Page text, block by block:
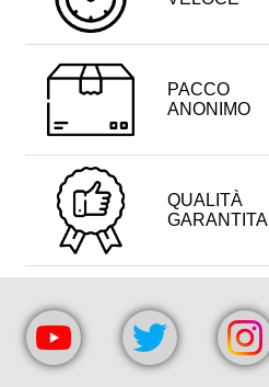
PACCO
ANONIMO
QUALITÀ
GARANTITA